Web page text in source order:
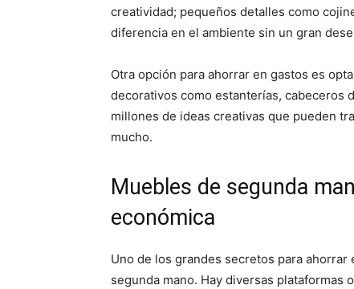
creatividad; pequeños detalles como
diferencia en el ambiente sin un gran
Otra opción para ahorrar en gastos es
decorativos como estanterías, cabeceros
millones de ideas creativas que pueden
mucho.
Muebles de segunda
económica
Uno de los grandes secretos para
segunda mano. Hay diversas